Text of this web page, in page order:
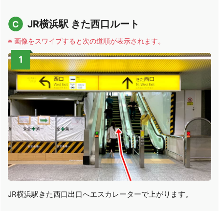
C JR横浜駅 きた西口ルート
※ 画像をスワイプすると次の道順が表示されます。
JR横浜駅きた西口出口へエスカレーターで上がります。